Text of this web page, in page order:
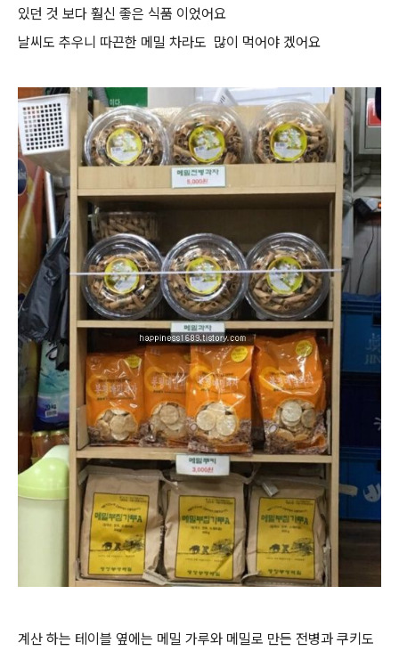
있던 것 보다 훨신 좋은 식품 이었어요
날씨도 추우니 따끈한 메밀 차라도 많이 먹어야 겠어요
계산 하는 테이블 옆에는 메밀 가루와 메밀로 만든 전병과 쿠키도